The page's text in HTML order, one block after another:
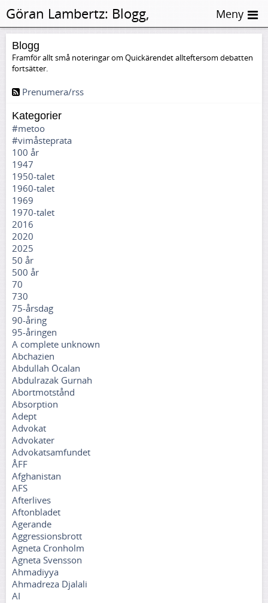
Blogg
Framför allt små noteringar om Quickärendet allteftersom debatten
fortsätter.
Prenumera/rss
Kategorier
#metoo
#vimåsteprata
100 år
1947
1950-talet
1960-talet
1969
1970-talet
2016
2020
2025
50 år
500 år
70
730
75-årsdag
90-åring
95-åringen
A complete unknown
Abchazien
Abdullah Öcalan
Abdulrazak Gurnah
Abortmotstånd
Absorption
Adept
Advokat
Advokater
Advokatsamfundet
ÅFF
Afghanistan
AFS
Afterlives
Aftonbladet
Agerande
Aggressionsbrott
Agneta Cronholm
Agneta Svensson
Ahmadiyya
Ahmadreza Djalali
AI
Göran Lambertz: Blogg,
Extranummer
Meny